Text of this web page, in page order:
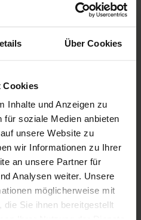
Über Cookies
Cookies
Inhalte und Anzeigen zu
für soziale Medien anbieten
unsere Website zu
wir Informationen zu Ihrer
an unsere Partner für
Analysen weiter. Unsere
möglicherweise mit
Sie ihnen bereitgestellt
Hier und Jetzt - LIVE